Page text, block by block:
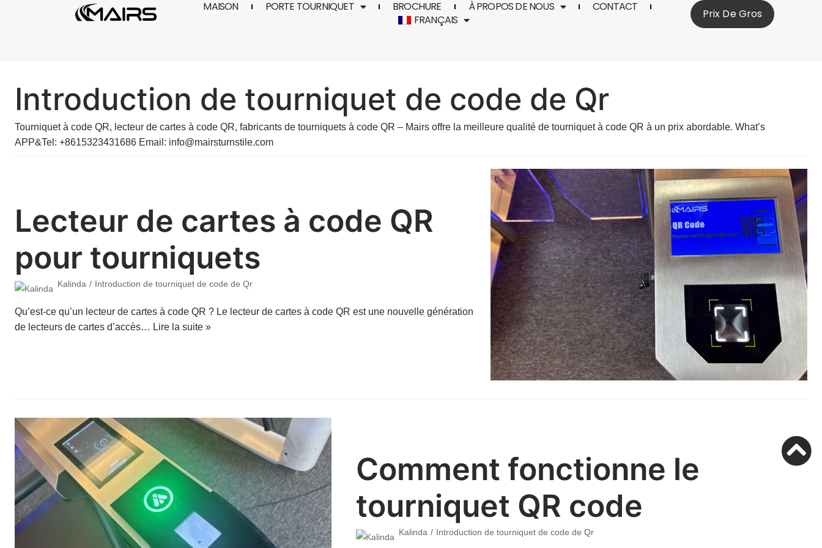
MAISON PORTE TOURNIQUET BROCHURE À PROPOS DE NOUS
CONTACT
FRANÇAIS
Prix De Gros
Introduction de tourniquet de code de Qr
Tourniquet à code QR, lecteur de cartes à code QR, fabricants de tourniquets à code QR – Mairs offre la meilleure qualité de tourniquet à code QR à un prix abordable. What’s
APP&Tel: +8615323431686 Email: info@mairsturnstile.com
Lecteur de cartes à code QR
pour tourniquets
Kalinda Introduction de tourniquet de code de Qr
Qu’est-ce qu’un lecteur de cartes à code QR ? Le lecteur de cartes à code QR est une nouvelle génération
de lecteurs de cartes d’accès… Lire la suite »
Comment fonctionne le
tourniquet QR code
Kalinda Introduction de tourniquet de code de Qr